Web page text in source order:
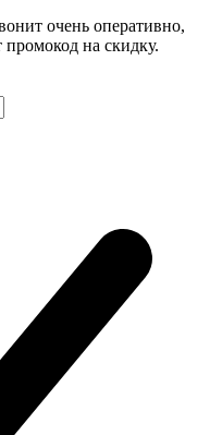
очень оперативно,
на скидку.